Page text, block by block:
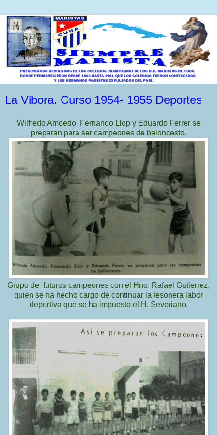
La Vibora. Curso 1954- 1955 Deportes
Wilfredo Amoedo, Fernando Llop y Eduardo Ferrer se
preparan para ser campeones de baloncesto.
Grupo de futuros campeones con el Hno. Rafael Gutierrez,
quien se ha hecho cargo de continuar la tesonera labor
deportiva que se ha impuesto el H. Severiano.